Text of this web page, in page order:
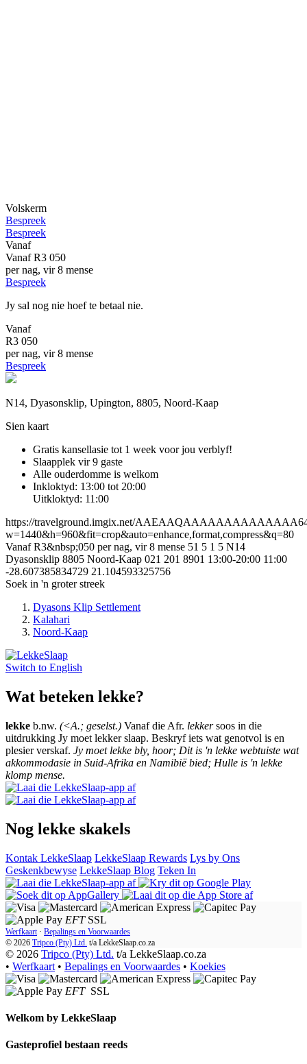
Volskerm
Bespreek
Bespreek
Vanaf
Vanaf R3 050
per nag, vir 8 mense
Bespreek
Jy sal nog nie hoef te betaal nie.
Vanaf
R3 050
per nag, vir 8 mense
Bespreek
N14, Dyasonsklip, Upington, 8805, Noord-Kaap
Sien kaart
Gratis kansellasie tot 1 week voor jou verblyf!
Slaapplek vir 9 gaste
Alle ouderdomme is welkom
Inkloktyd: 13:00 tot 20:00
Uitkloktyd: 11:00
https://travelground.imgix.net/
w=1440&h=960&fit=crop&auto=enhance,format,compress&q=80
Vanaf R3&nbsp;050 per nag, vir 8 mense 51 5 1 5 N14
Dyasonsklip 8805 Noord-Kaap 021 201 8901 13:00-20:00 11:00
-28.607385834729 21.104593325756
Soek in 'n groter streek
Dyasons Klip Settlement
Kalahari
Noord-Kaap
Switch to English
Wat beteken lekke?
lekke b.nw. (<A.; geselst.) Vanaf die Afr. lekkersoos in die
uitdrukking Jy moet lekker slaap. Beskryf iets wat genotvol is en
plesier verskaf. Jy moet lekke bly, hoor; Dit is 'n lekke webtuiste wat
akkommodasie in Suid-Afrika en Namibië bied; Hulle is 'n lekke
klomp mense.
Nog lekke skakels
Kontak LekkeSlaap LekkeSlaap Rewards Lys by Ons
Geskenkbewyse LekkeSlaap Blog Teken In
EFT SSL
Werfkaart · Bepalings en Voorwaardes
© 2026 Tripco (Pty) Ltd. t/a LekkeSlaap.co.za
© 2026 Tripco (Pty) Ltd. t/a LekkeSlaap.co.za
• Werfkaart • Bepalings en Voorwaardes • Koekies
EFT SSL
Welkom by LekkeSlaap
Gasteprofiel bestaan ​​reeds